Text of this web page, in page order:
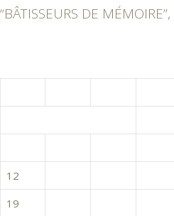
“BÂTISSEURS DE
12
19